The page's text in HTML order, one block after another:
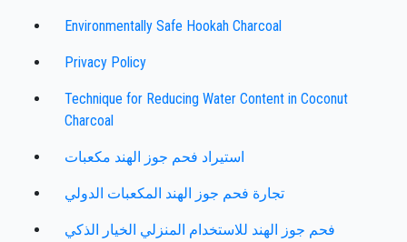
Environmentally Safe Hookah Charcoal
Privacy Policy
Technique for Reducing Water Content in Coconut
Charcoal
استيراد فحم جوز الهند مكعبات
تجارة فحم جوز الهند المكعبات الدولي
فحم جوز الهند للاستخدام المنزلي الخيار الذكي